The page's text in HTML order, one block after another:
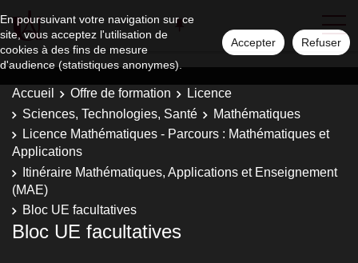
En poursuivant votre navigation sur ce
site, vous acceptez l'utilisation de
cookies à des fins de mesure
d'audience (statistiques anonymes).
Accepter Refuser
Accueil Offre de formation
Licence
Sciences, Technologies, Santé
Mathématiques
Licence Mathématiques - Parcours : Mathématiques et
Applications
Itinéraire Mathématiques, Applications et Enseignement
(MAE)
Bloc UE facultatives
Bloc UE facultatives